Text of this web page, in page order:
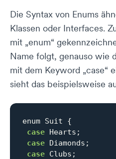
Die Syntax von Enums
Klassen oder Interfaces.
mit „enum“
Name folgt, genauso wie
mit dem Keyword „case“
sieht das beispielsweise
enum Suit {
case Hearts;
case Diamonds;
case Clubs;